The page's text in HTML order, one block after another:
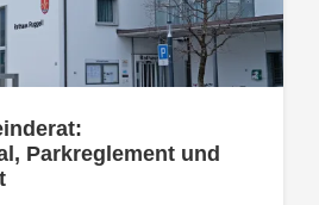
Parkreglement und